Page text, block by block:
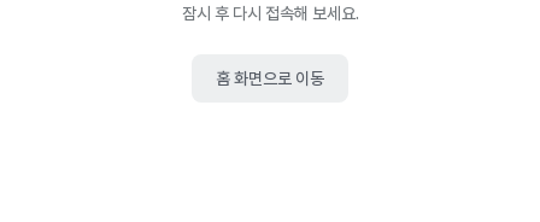
잠시 후 다시 접속해 보세요.
홈 화면으로 이동